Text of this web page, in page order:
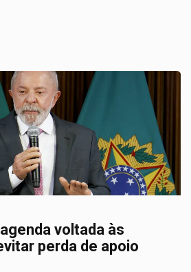
voltada às
perda de apoio